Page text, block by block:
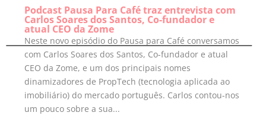
Podcast Pausa Para Café traz entrevista com
Carlos Soares dos Santos, Co-fundador e
atual CEO da Zome
Neste novo episódio do Pausa para Café conversamos
com Carlos Soares dos Santos, Co-fundador e atual
CEO da Zome, e um dos principais nomes
dinamizadores de PropTech (tecnologia aplicada ao
imobiliário) do mercado português. Carlos contou-nos
um pouco sobre a sua...